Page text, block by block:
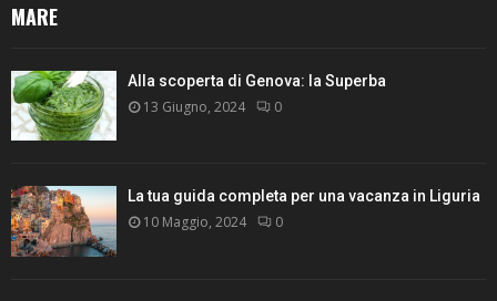
MARE
Alla scoperta di Genova: la Superba
13 Giugno, 2024 0
La tua guida completa per una vacanza in Liguria
10 Maggio, 2024 0